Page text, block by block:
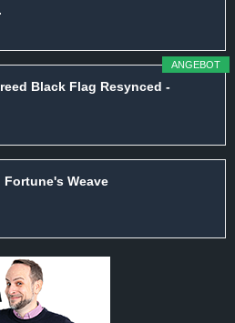
ANGEBOT
Black Flag Resynced -
Fortune's Weave